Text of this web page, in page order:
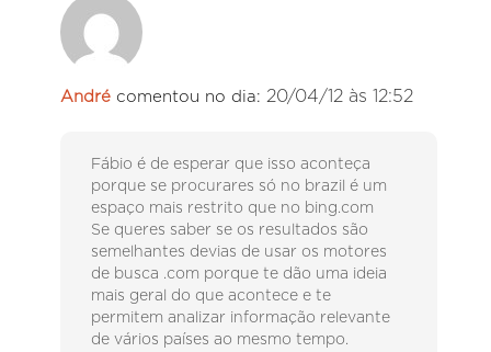
André comentou no dia: 20/04/12 às 12:52
Fábio é de esperar que isso aconteça
porque se procurares só no brazil é um
espaço mais restrito que no bing.com
Se queres saber se os resultados são
semelhantes devias de usar os motores
de busca .com porque te dão uma ideia
mais geral do que acontece e te
permitem analizar informação relevante
de vários países ao mesmo tempo.